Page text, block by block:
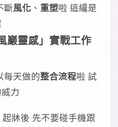
斷風化 、 重塑啦 這纔是
巖靈感」 實戰工作
每天做的整合流程啦 試
力
起牀後 先不要碰手機跟